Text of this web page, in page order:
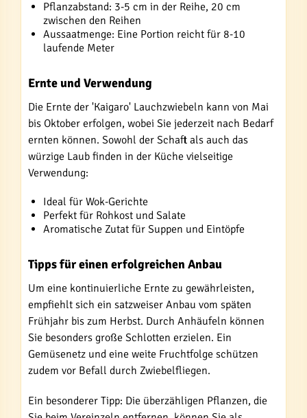
Pflanzabstand: 3-5 cm in der Reihe, 20 cm
zwischen den Reihen
Aussaatmenge: Eine Portion reicht für 8-10
laufende Meter
Ernte und Verwendung
Die Ernte der 'Kaigaro' Lauchzwiebeln kann von Mai
bis Oktober erfolgen, wobei Sie jederzeit nach Bedarf
ernten können. Sowohl der Schaft als auch das
würzige Laub finden in der Küche vielseitige
Verwendung:
Ideal für Wok-Gerichte
Perfekt für Rohkost und Salate
Aromatische Zutat für Suppen und Eintöpfe
Tipps für einen erfolgreichen Anbau
Um eine kontinuierliche Ernte zu gewährleisten,
empfiehlt sich ein satzweiser Anbau vom späten
Frühjahr bis zum Herbst. Durch Anhäufeln können
Sie besonders große Schlotten erzielen. Ein
Gemüsenetz und eine weite Fruchtfolge schützen
zudem vor Befall durch Zwiebelfliegen.
Ein besonderer Tipp: Die überzähligen Pflanzen, die